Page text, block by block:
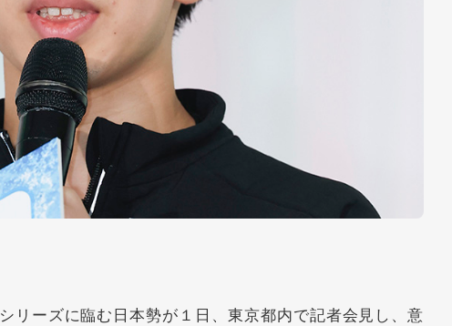
ーズに臨む日本勢が１日、東京都内で記者会見し、意